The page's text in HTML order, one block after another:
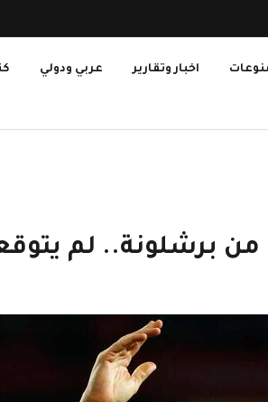
اخبار وتقارير عربي ودولي
برشلونة.. لم